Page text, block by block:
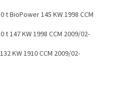
t BioPower 145 KW 1998 CCM
t 147 KW 1998 CCM 2009/02-
KW 1910 CCM 2009/02-